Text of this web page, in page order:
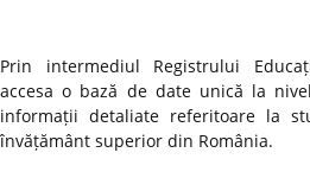
Prin intermediul Registrului
accesa o bază de date unică la
informații detaliate referitoare la
învățământ superior din România.